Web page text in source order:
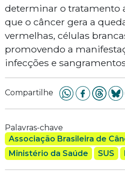
determinar o tratamento
que o câncer gera a
vermelhas, células
promovendo a
infecções e
Compartilhe
Palavras-chave
Associação Brasileira de
Ministério da Saúde
SUS